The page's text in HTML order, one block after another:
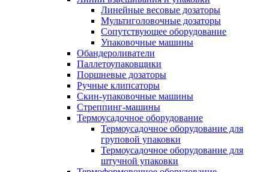
Линейные весовые дозаторы
Мультиголовочные дозаторы
Сопутствующее оборудование
Упаковочные машины
Обандероливатели
Паллетоупаковщики
Поршневые дозаторы
Ручные клипсаторы
Скин-упаковочные машины
Стреппинг-машины
Термоусадочное оборудование
Термоусадочное оборудование для
груповой упаковки
Термоусадочное оборудование для
штучной упаковки